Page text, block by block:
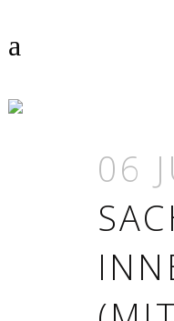
06